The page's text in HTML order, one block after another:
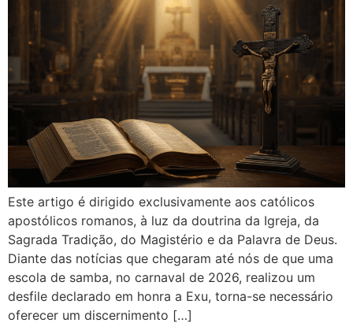
Este artigo é dirigido exclusivamente aos católicos
apostólicos romanos, à luz da doutrina da Igreja, da
Sagrada Tradição, do Magistério e da Palavra de Deus.
Diante das notícias que chegaram até nós de que uma
escola de samba, no carnaval de 2026, realizou um
desfile declarado em honra a Exu, torna-se necessário
oferecer um discernimento […]